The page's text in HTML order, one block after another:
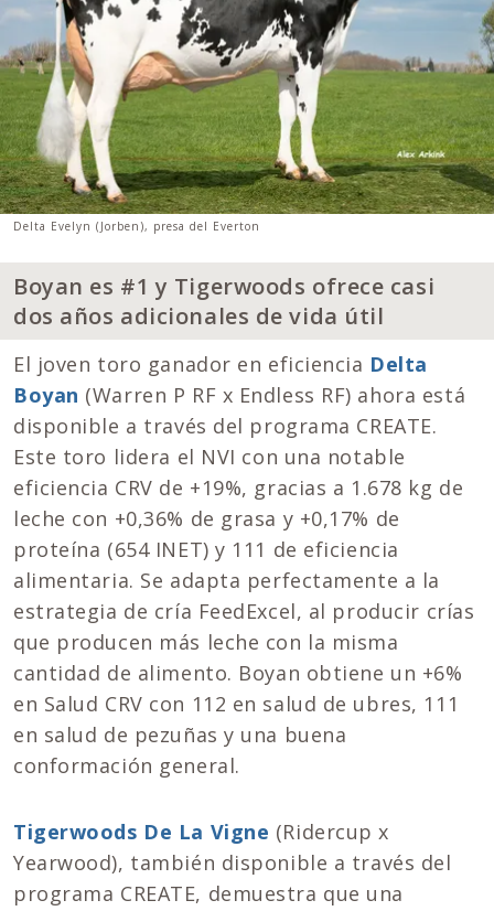
Delta Evelyn (Jorben), presa del Everton
Boyan es #1 y Tigerwoods ofrece casi
dos años adicionales de vida útil
El joven toro ganador en eficiencia Delta
Boyan (Warren P RF x Endless RF) ahora está
disponible a través del programa CREATE.
Este toro lidera el NVI con una notable
eficiencia CRV de +19%, gracias a 1.678 kg de
leche con +0,36% de grasa y +0,17% de
proteína (654 INET) y 111 de eficiencia
alimentaria. Se adapta perfectamente a la
estrategia de cría FeedExcel, al producir crías
que producen más leche con la misma
cantidad de alimento. Boyan obtiene un +6%
en Salud CRV con 112 en salud de ubres, 111
en salud de pezuñas y una buena
conformación general.
Tigerwoods De La Vigne (Ridercup x
Yearwood), también disponible a través del
programa CREATE, demuestra que una